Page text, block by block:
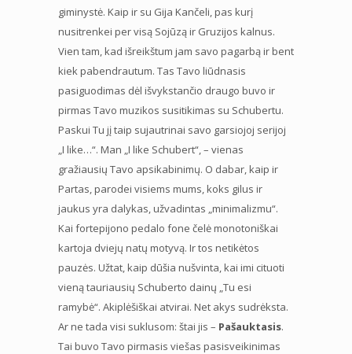
giminystė. Kaip ir su Gija Kančeli, pas kurį
nusitrenkei per visą Sojūzą ir Gruzijos kalnus.
Vien tam, kad išreikštum jam savo pagarbą ir bent
kiek pabendrautum. Tas Tavo liūdnasis
pasiguodimas dėl išvykstančio draugo buvo ir
pirmas Tavo muzikos susitikimas su Schubertu.
Paskui Tu jį taip sujautrinai savo garsiojoj serijoj
„I like…“. Man „I like Schubert“, – vienas
gražiausių Tavo apsikabinimų. O dabar, kaip ir
Partas, parodei visiems mums, koks gilus ir
jaukus yra dalykas, užvadintas „minimalizmu“.
Kai fortepijono pedalo fone čelė monotoniškai
kartoja dviejų natų motyvą. Ir tos netikėtos
pauzės. Užtat, kaip dūšia nušvinta, kai imi cituoti
vieną tauriausių Schuberto dainų „Tu esi
ramybė“. Akiplėšiškai atvirai. Net akys sudrėksta.
Ar ne tada visi suklusom: štai jis – Pašauktasis.
Tai buvo Tavo pirmasis viešas pasisveikinimas